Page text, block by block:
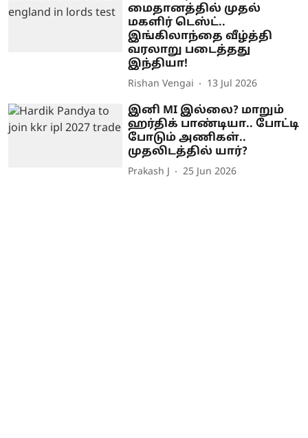
மைதானத்தில் முதல்
மகளிர் டெஸ்ட்..
இங்கிலாந்தை வீழ்த்தி
வரலாறு படைத்தது
இந்தியா!
Rishan Vengai 13 Jul 2026
இனி MI இல்லை? மாறும்
ஹர்திக் பாண்டியா.. போட்டி
போடும் அணிகள்..
முதலிடத்தில் யார்?
Prakash J 25 Jun 2026